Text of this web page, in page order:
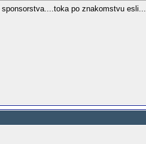
po znakomstvu esli...